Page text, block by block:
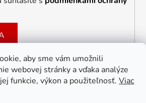
aby sme vám umožnili
webovej stránky a vďaka analýze
funkcie, výkon a použiteľnosť. Viac